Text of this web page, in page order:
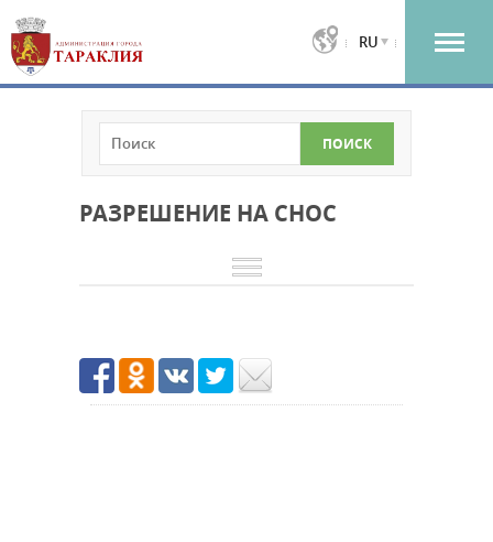
RU
РАЗРЕШЕНИЕ НА СНОС